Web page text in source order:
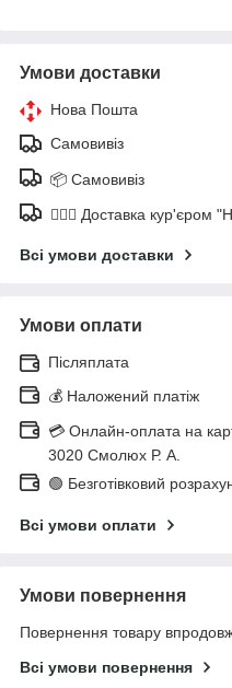
Умови доставки
Нова Пошта
Самовивіз
📦 Самовивіз
🚶🏼‍♂️ Доставка кур'єром
Всі умови доставки
Умови оплати
Післяплата
💰 Наложений платіж
💳 Онлайн-оплата на
3020 Смолюх Р. А.
🟢 Безготівковий
Всі умови оплати
Умови повернення
Повернення товару
Всі умови повернення